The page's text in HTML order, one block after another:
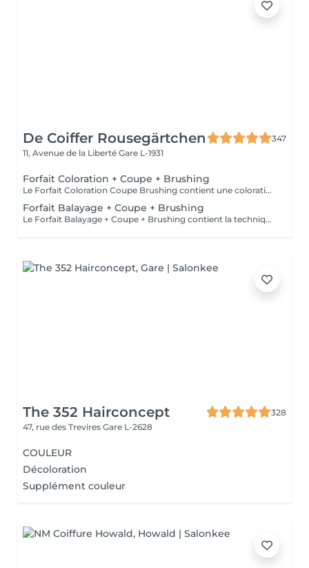
De Coiffer Rousegärtchen
347
11, Avenue de la Liberté Gare L-1931
Forfait Coloration + Coupe + Brushing
Le Forfait Coloration Coupe Brushing contient une coloration des racines et une coupe. Dépendant de la quantité de couleur utilisée ou de la longueur des cheveux le prix peut varier. (Veuillez sélectionner le Forfait Balayage au cas où vous souhaitez avoir des mèches ou un Balayage.) En cas de questions veuillez appeler au +352 26 35 02 89
Forfait Balayage + Coupe + Brushing
Le Forfait Balayage + Coupe + Brushing contient la technique Balayage, un coulage (pour donner le bon reflet au Balayage), Olaplex, une Coupe et un Brushing. Dépendant de la quantité de produit utilisée ou de la longueur des cheveux, le prix peut varier. En cas de questions veuillez appeler au +352 26 35 02 89.
The 352 Hairconcept
328
47, rue des Trevires Gare L-2628
COULEUR
Décoloration
Supplément couleur